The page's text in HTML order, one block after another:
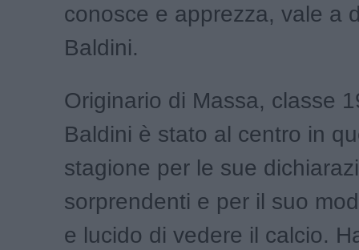
conosce e apprezza, vale a
Baldini.
Originario di Massa, classe
Baldini è stato al centro in
stagione per le sue
sorprendenti e per il suo
e lucido di vedere il calcio.